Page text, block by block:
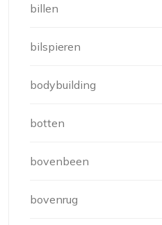
billen
bilspieren
bodybuilding
botten
bovenbeen
bovenrug